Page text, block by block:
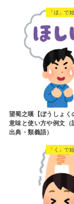
「ほ」で
望蜀之嘆【ぼうしょく
意味と使い方や例文（
出典・類義語）
「く」で